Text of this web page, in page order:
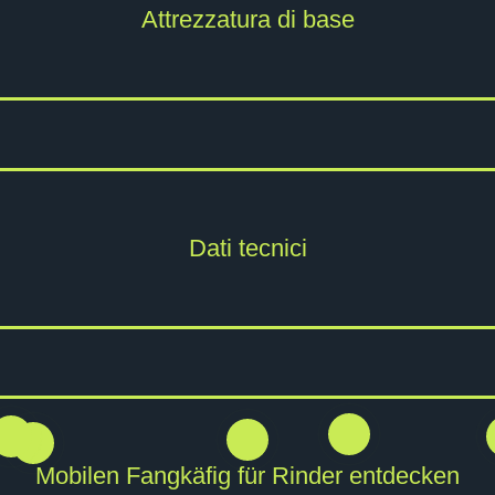
Attrezzatura di base
Dati tecnici
Mobilen Fangkäfig für Rinder entdecken